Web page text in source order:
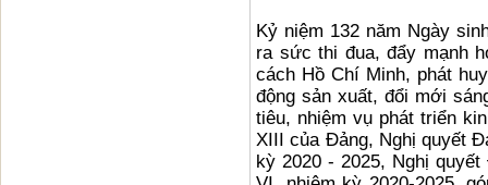
Kỷ niệm 132 năm Ngày
ra sức thi đua, đẩy mạnh
cách Hồ Chí Minh, phát
động sản xuất, đổi mới
tiêu, nhiệm vụ phát triển
XIII của Đảng, Nghị quyết
kỳ 2020 - 2025, Nghị